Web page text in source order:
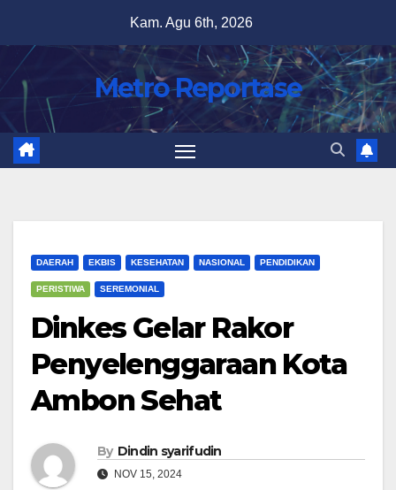
content
Kam. Agu 6th, 2026
Metro Reportase
DAERAH EKBIS KESEHATAN NASIONAL PENDIDIKAN
PERISTIWA SEREMONIAL
Dinkes Gelar Rakor
Penyelenggaraan Kota
Ambon Sehat
By Dindin syarifudin
NOV 15, 2024